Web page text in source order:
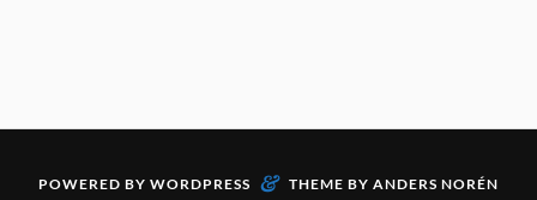
POWERED BY WORDPRESS & THEME BY ANDERS NORÉN